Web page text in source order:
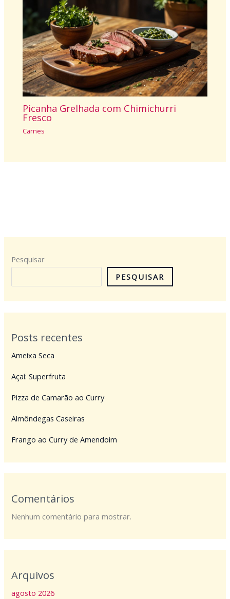
Picanha Grelhada com Chimichurri
Fresco
Carnes
Pesquisar
PESQUISAR
Posts recentes
Ameixa Seca
Açaí: Superfruta
Pizza de Camarão ao Curry
Almôndegas Caseiras
Frango ao Curry de Amendoim
Comentários
Nenhum comentário para mostrar.
Arquivos
agosto 2026